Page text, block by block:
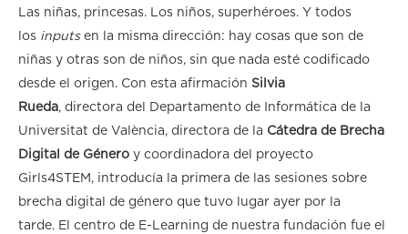
Las niñas, princesas. Los niños, superhéroes. Y todos
los inputsen la misma dirección: hay cosas que son de
niñas y otras son de niños, sin que nada esté codificado
desde el origen. Con esta afirmación Silvia
Rueda, directora del Departamento de Informática de la
Universitat de València, directora de la Cátedra de Brecha
Digital de Género y coordinadora del proyecto
Girls4STEM, introducía la primera de las sesiones sobre
brecha digital de género que tuvo lugar ayer por la
tarde. El centro de E-Learning de nuestra fundación fue el